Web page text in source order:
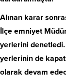
Alınan karar
İlçe emniyet
yerlerini
yerlerinin de
olarak devam